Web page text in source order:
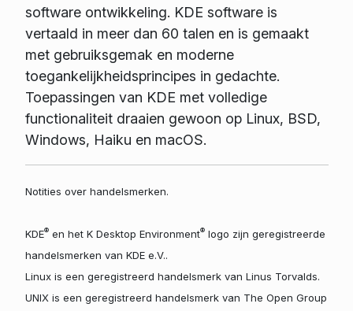
software ontwikkeling. KDE software is
vertaald in meer dan 60 talen en is gemaakt
met gebruiksgemak en moderne
toegankelijkheidsprincipes in gedachte.
Toepassingen van KDE met volledige
functionaliteit draaien gewoon op Linux, BSD,
Windows, Haiku en macOS.
Notities over handelsmerken.
KDE®en het K Desktop Environment®logo zijn geregistreerde
handelsmerken van KDE e.V..
Linux is een geregistreerd handelsmerk van Linus Torvalds.
UNIX is een geregistreerd handelsmerk van The Open Group